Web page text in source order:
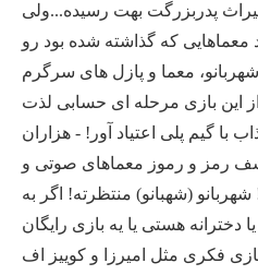
پدربزرگت بهت رسیده...ولی
که گذاشته شده بود رو
معما و پازل های سرگرم
این بازی مرحله ای حسابی لذت
با گیم پلی اعتیاد آور! - هزاران
رمز و رموز معماهای صوتی و
(شهبانو) منتظرته! اگر به
دخترانه هستی یا یه بازی رایگان
فکری مثل امیرزا و کوییز اف